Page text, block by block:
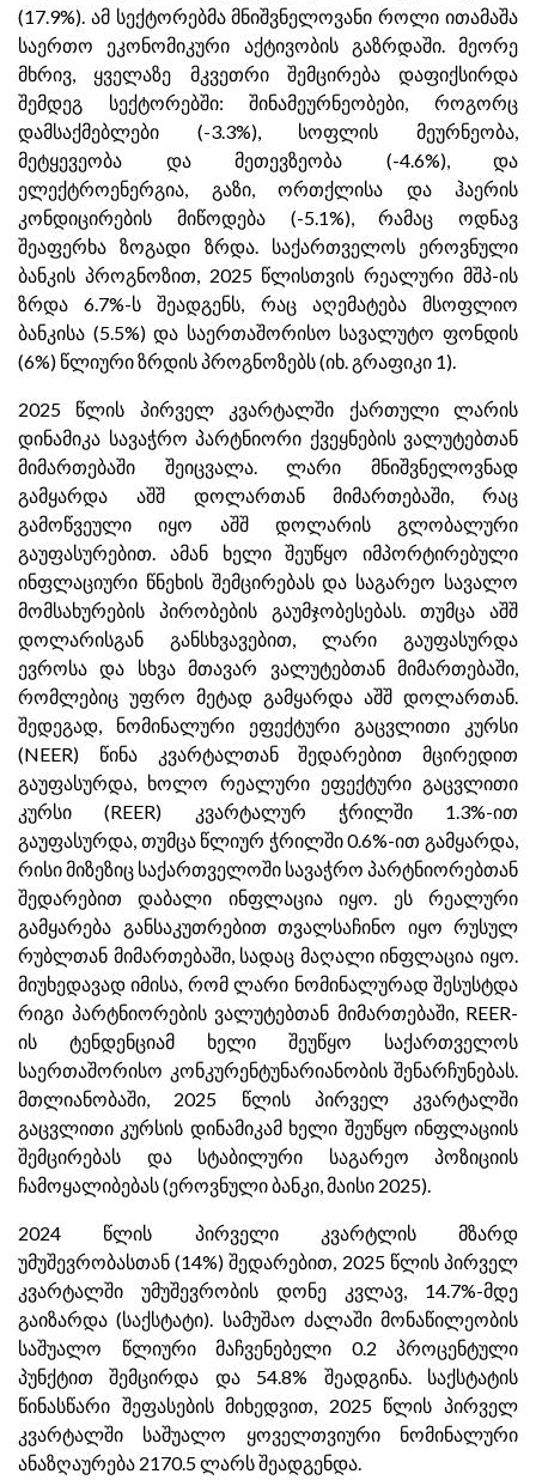
(17.9%). ამ სექტორებმა მნიშვნელოვანი როლი ითამაშა
საერთო ეკონომიკური აქტივობის გაზრდაში. მეორე
მხრივ, ყველაზე მკვეთრი შემცირება დაფიქსირდა
შემდეგ სექტორებში: შინამეურნეობები, როგორც
დამსაქმებლები (-3.3%), სოფლის მეურნეობა,
მეტყევეობა და მეთევზეობა (-4.6%), და
ელექტროენერგია, გაზი, ორთქლისა და ჰაერის
კონდიცირების მიწოდება (-5.1%), რამაც ოდნავ
შეაფერხა ზოგადი ზრდა. საქართველოს ეროვნული
ბანკის პროგნოზით, 2025 წლისთვის რეალური მშპ-ის
ზრდა 6.7%-ს შეადგენს, რაც აღემატება მსოფლიო
ბანკისა (5.5%) და საერთაშორისო სავალუტო ფონდის
(6%) წლიური ზრდის პროგნოზებს (იხ. გრაფიკი 1).
2025 წლის პირველ კვარტალში ქართული ლარის
დინამიკა სავაჭრო პარტნიორი ქვეყნების ვალუტებთან
მიმართებაში შეიცვალა. ლარი მნიშვნელოვნად
გამყარდა აშშ დოლართან მიმართებაში, რაც
გამოწვეული იყო აშშ დოლარის გლობალური
გაუფასურებით. ამან ხელი შეუწყო იმპორტირებული
ინფლაციური წნეხის შემცირებას და საგარეო სავალო
მომსახურების პირობების გაუმჯობესებას. თუმცა აშშ
დოლარისგან განსხვავებით, ლარი გაუფასურდა
ევროსა და სხვა მთავარ ვალუტებთან მიმართებაში,
რომლებიც უფრო მეტად გამყარდა აშშ დოლართან.
შედეგად, ნომინალური ეფექტური გაცვლითი კურსი
(NEER) წინა კვარტალთან შედარებით მცირედით
გაუფასურდა, ხოლო რეალური ეფექტური გაცვლითი
კურსი (REER) კვარტალურ ჭრილში 1.3%-ით
გაუფასურდა, თუმცა წლიურ ჭრილში 0.6%-ით გამყარდა,
რისი მიზეზიც საქართველოში სავაჭრო პარტნიორებთან
შედარებით დაბალი ინფლაცია იყო. ეს რეალური
გამყარება განსაკუთრებით თვალსაჩინო იყო რუსულ
რუბლთან მიმართებაში, სადაც მაღალი ინფლაცია იყო.
მიუხედავად იმისა, რომ ლარი ნომინალურად შესუსტდა
რიგი პარტნიორების ვალუტებთან მიმართებაში, REER-
ის ტენდენციამ ხელი შეუწყო საქართველოს
საერთაშორისო კონკურენტუნარიანობის შენარჩუნებას.
მთლიანობაში, 2025 წლის პირველ კვარტალში
გაცვლითი კურსის დინამიკამ ხელი შეუწყო ინფლაციის
შემცირებას და სტაბილური საგარეო პოზიციის
ჩამოყალიბებას (ეროვნული ბანკი, მაისი 2025).
2024 წლის პირველი კვარტლის მზარდ
უმუშევრობასთან (14%) შედარებით, 2025 წლის პირველ
კვარტალში უმუშევრობის დონე კვლავ, 14.7%-მდე
გაიზარდა (საქსტატი). სამუშაო ძალაში მონაწილეობის
საშუალო წლიური მაჩვენებელი 0.2 პროცენტული
პუნქტით შემცირდა და 54.8% შეადგინა. საქსტატის
წინასწარი შეფასების მიხედვით, 2025 წლის პირველ
კვარტალში საშუალო ყოველთვიური ნომინალური
ანაზღაურება 2170.5 ლარს შეადგენდა.